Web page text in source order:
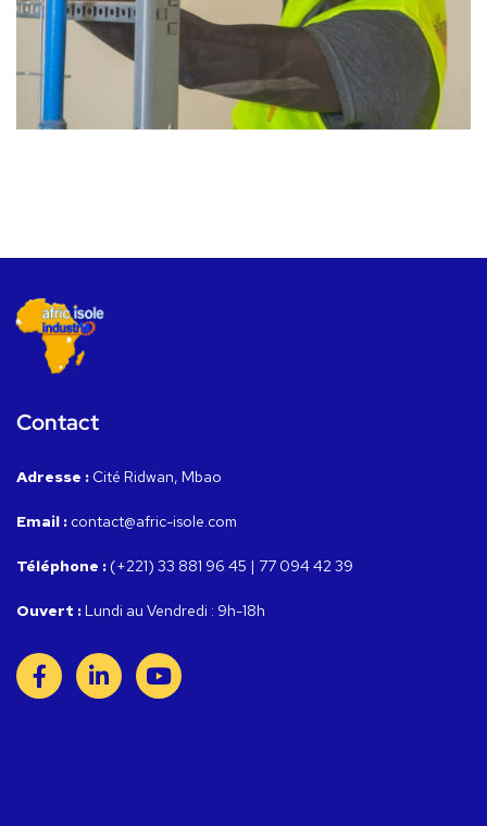
Contact
Adresse : Cité Ridwan, Mbao
Email : contact@afric-isole.com
Téléphone : (+221) 33 881 96 45 | 77 094 42 39
Ouvert : Lundi au Vendredi : 9h-18h